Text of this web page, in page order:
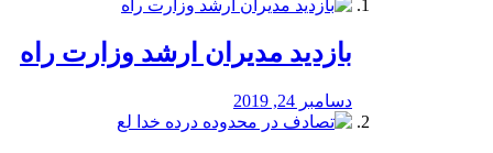
بازدید مدیران ارشد وزارت راه
دسامبر 24, 2019